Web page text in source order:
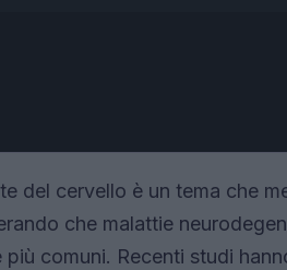
del cervello è un tema che
che malattie
più comuni. Recenti studi